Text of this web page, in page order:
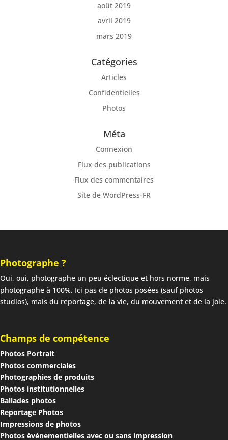
août 2019
avril 2019
mars 2019
Catégories
Articles
Confidentielles
Photos
Méta
Connexion
Flux des publications
Flux des commentaires
Site de WordPress-FR
Photographe ?
Oui, oui, photographe un peu éclectique et hors norme, mais
photographe à 100%. Ici pas de photos posées (sauf photos
studios), mais du reportage, de la vie, du mouvement et de la joie.
Champs de compétence
Photos Portrait
Photos commerciales
Photographies de produits
Photos institutionnelles
Ballades photos
Reportage Photos
Impressions de photos
Photos événementielles avec ou sans impression